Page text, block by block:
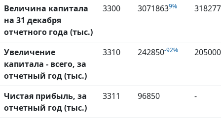
Величина капитала
на 31 декабря
отчетного года (тыс.)
3300 30718639%
Увеличение
капитала - всего, за
отчетный год (тыс.)
3310 242850-92% 205000
Чистая прибыль, за
отчетный год (тыс.)
3311 96850 -